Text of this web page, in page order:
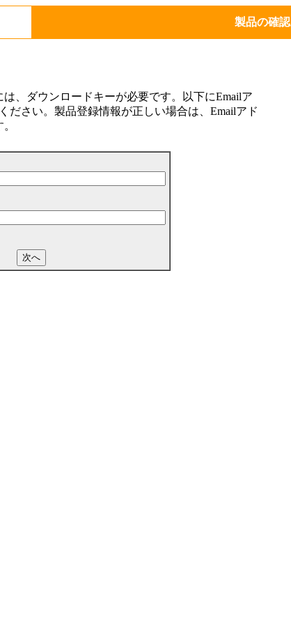
製品の確認
、ダウンロードキーが必要です。以下にEmailア
ださい。製品登録情報が正しい場合は、Emailアド